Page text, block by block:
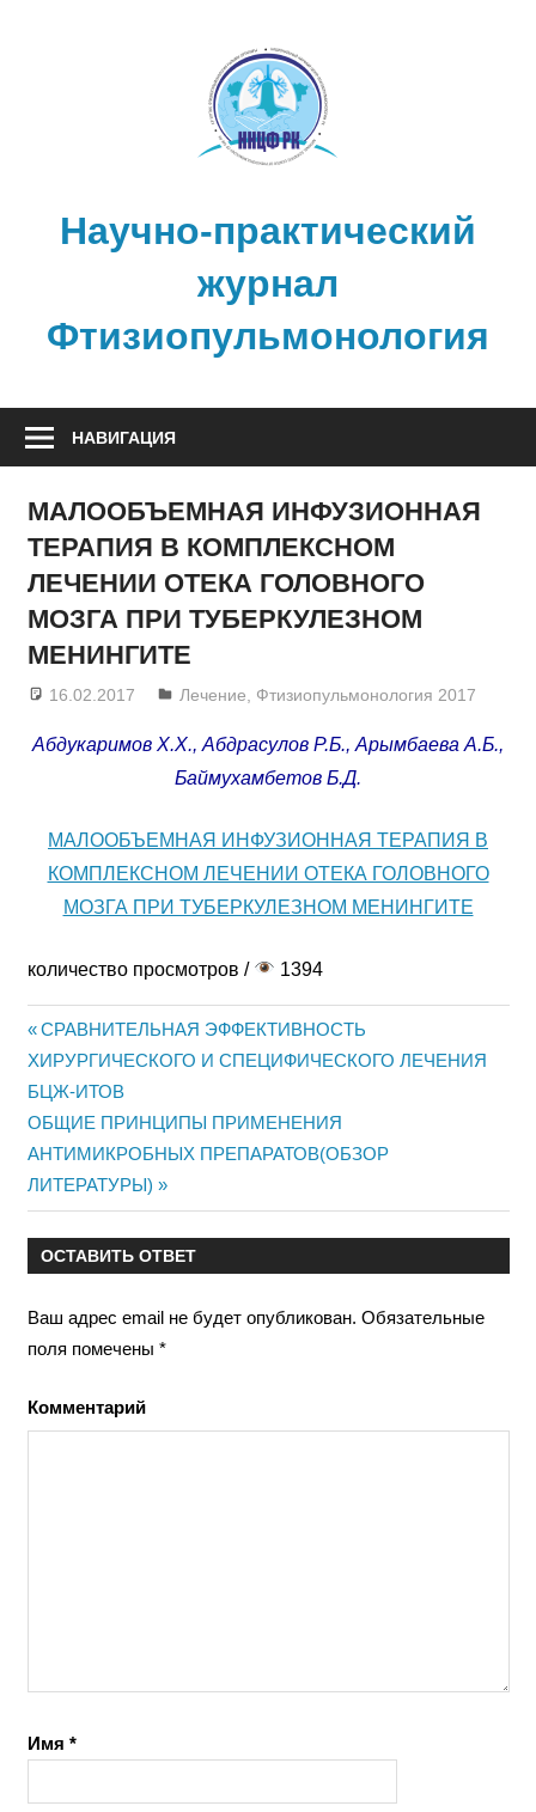
Научно-практический
журнал
Фтизиопульмонология
НАВИГАЦИЯ
МАЛООБЪЕМНАЯ ИНФУЗИОННАЯ
ТЕРАПИЯ В КОМПЛЕКСНОМ
ЛЕЧЕНИИ ОТЕКА ГОЛОВНОГО
МОЗГА ПРИ ТУБЕРКУЛЕЗНОМ
МЕНИНГИТЕ
16.02.2017 admin
Лечение Фтизиопульмонология 2017
Абдукаримов Х.Х., Абдрасулов Р.Б., Арымбаева А.Б.,
Баймухамбетов Б.Д.
МАЛООБЪЕМНАЯ ИНФУЗИОННАЯ ТЕРАПИЯ В
КОМПЛЕКСНОМ ЛЕЧЕНИИ ОТЕКА ГОЛОВНОГО
МОЗГА ПРИ ТУБЕРКУЛЕЗНОМ МЕНИНГИТЕ
количество просмотров / 1394
Навигация
по
записям
Предыдущая
запись:
СРАВНИТЕЛЬНАЯ ЭФФЕКТИВНОСТЬ
ХИРУРГИЧЕСКОГО И СПЕЦИФИЧЕСКОГО ЛЕЧЕНИЯ
БЦЖ-ИТОВ
Следующая
запись:
ОБЩИЕ ПРИНЦИПЫ ПРИМЕНЕНИЯ
АНТИМИКРОБНЫХ ПРЕПАРАТОВ(ОБЗОР
ЛИТЕРАТУРЫ)
ОСТАВИТЬ ОТВЕТ
Ваш адрес email не будет опубликован. Обязательные
поля помечены *
Комментарий
Имя *